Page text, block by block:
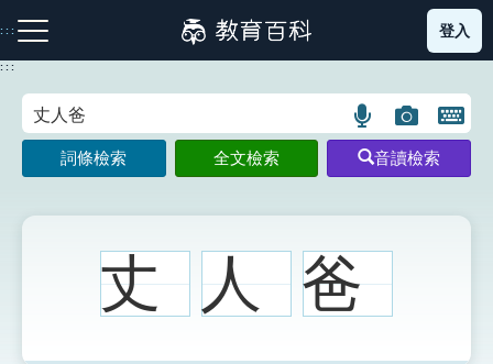
到
主
:::
注音索引圖示 筆畫索引圖示 部首索引表圖示
登入
:::
語
言
搜
示
圖
片
搜
開
鍵
圖
詞條檢索 全文檢索 音讀檢索
丈 人 爸